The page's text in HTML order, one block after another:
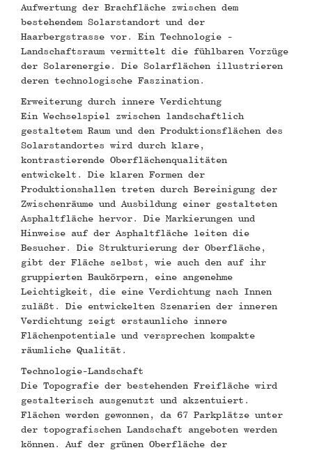
Aufwertung der Brachfläche zwischen dem
bestehendem Solarstandort und der
Haarbergstrasse vor. Ein Technologie -
Landschaftsraum vermittelt die fühlbaren Vorzüge
der Solarenergie. Die Solarflächen illustrieren
deren technologische Faszination.
Erweiterung durch innere Verdichtung
Ein Wechselspiel zwischen landschaftlich
gestaltetem Raum und den Produktionsflächen des
Solarstandortes wird durch klare,
kontrastierende Oberflächenqualitäten
entwickelt. Die klaren Formen der
Produktionshallen treten durch Bereinigung der
Zwischenräume und Ausbildung einer gestalteten
Asphaltfläche hervor. Die Markierungen und
Hinweise auf der Asphaltfläche leiten die
Besucher. Die Strukturierung der Oberfläche,
gibt der Fläche selbst, wie auch den auf ihr
gruppierten Baukörpern, eine angenehme
Leichtigkeit, die eine Verdichtung nach Innen
zuläßt. Die entwickelten Szenarien der inneren
Verdichtung zeigt erstaunliche innere
Flächenpotentiale und versprechen kompakte
räumliche Qualität.
Technologie-Landschaft
Die Topografie der bestehenden Freifläche wird
gestalterisch ausgenutzt und akzentuiert.
Flächen werden gewonnen, da 67 Parkplätze unter
der topografischen Landschaft angeboten werden
können. Auf der grünen Oberfläche der